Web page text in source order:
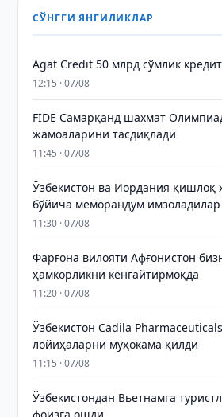
СЎНГГИ ЯНГИЛИКЛАР
Agat Credit 50 млрд сўмлик
12:15 · 07/08
FIDE Самарқанд шахмат
жамоаларини тасдиқлади
11:45 · 07/08
Ўзбекистон ва Иордания қишлоқ
бўйича меморандум имзоладилар
11:30 · 07/08
Фарғона вилояти Афғонистон
ҳамкорликни кенгайтирмоқда
11:20 · 07/08
Ўзбекистон Cadila
лойиҳаларни муҳокама қилди
11:15 · 07/08
Ўзбекистондан Вьетнамга